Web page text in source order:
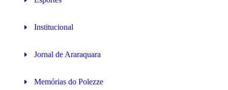
Institucional
Jornal de Araraquara
Memórias do Polezze